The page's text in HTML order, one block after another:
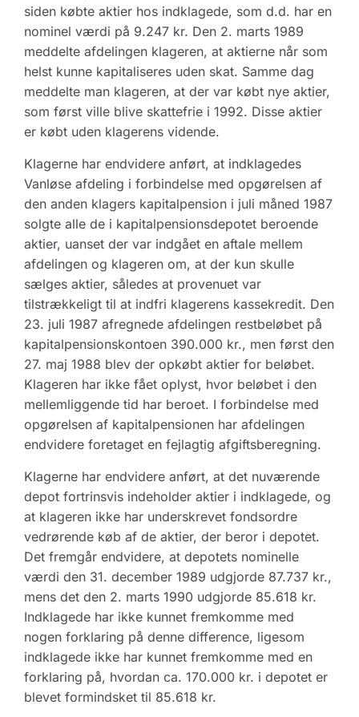
siden købte aktier hos indklagede, som d.d. har en
nominel værdi på 9.247 kr. Den 2. marts 1989
meddelte afdelingen klageren, at aktierne når som
helst kunne kapitaliseres uden skat. Samme dag
meddelte man klageren, at der var købt nye aktier,
som først ville blive skattefrie i 1992. Disse aktier
er købt uden klagerens vidende.
Klagerne har endvidere anført, at indklagedes
Vanløse afdeling i forbindelse med opgørelsen af
den anden klagers kapitalpension i juli måned 1987
solgte alle de i kapitalpensionsdepotet beroende
aktier, uanset der var indgået en aftale mellem
afdelingen og klageren om, at der kun skulle
sælges aktier, således at provenuet var
tilstrækkeligt til at indfri klagerens kassekredit. Den
23. juli 1987 afregnede afdelingen restbeløbet på
kapitalpensionskontoen 390.000 kr., men først den
27. maj 1988 blev der opkøbt aktier for beløbet.
Klageren har ikke fået oplyst, hvor beløbet i den
mellemliggende tid har beroet. I forbindelse med
opgørelsen af kapitalpensionen har afdelingen
endvidere foretaget en fejlagtig afgiftsberegning.
Klagerne har endvidere anført, at det nuværende
depot fortrinsvis indeholder aktier i indklagede, og
at klageren ikke har underskrevet fondsordre
vedrørende køb af de aktier, der beror i depotet.
Det fremgår endvidere, at depotets nominelle
værdi den 31. december 1989 udgjorde 87.737 kr.,
mens det den 2. marts 1990 udgjorde 85.618 kr.
Indklagede har ikke kunnet fremkomme med
nogen forklaring på denne difference, ligesom
indklagede ikke har kunnet fremkomme med en
forklaring på, hvordan ca. 170.000 kr. i depotet er
blevet formindsket til 85.618 kr.